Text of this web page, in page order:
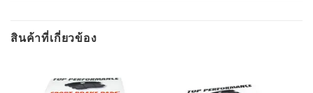
สินค้าที่เกี่ยวข้อง